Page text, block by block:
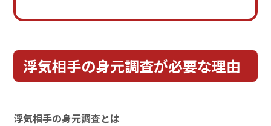
浮気相手の身元調査が必要な理由
浮気相手の身元調査とは